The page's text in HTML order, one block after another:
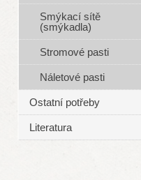
Smýkací sítě
(smýkadla)
Stromové pasti
Náletové pasti
Ostatní potřeby
Literatura